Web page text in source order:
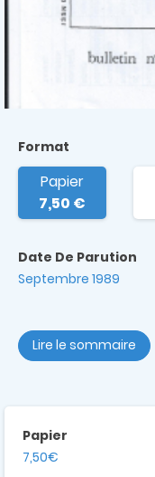
Format
Papier
7,50 €
Date De Parution
Septembre 1989
Lire le sommaire
Papier
7,50€